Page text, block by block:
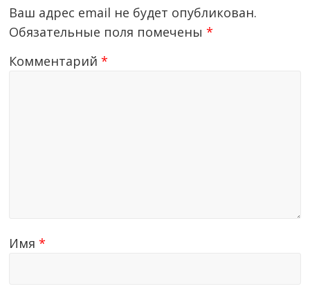
Ваш адрес email не будет опубликован.
Обязательные поля помечены*
Комментарий*
Имя*